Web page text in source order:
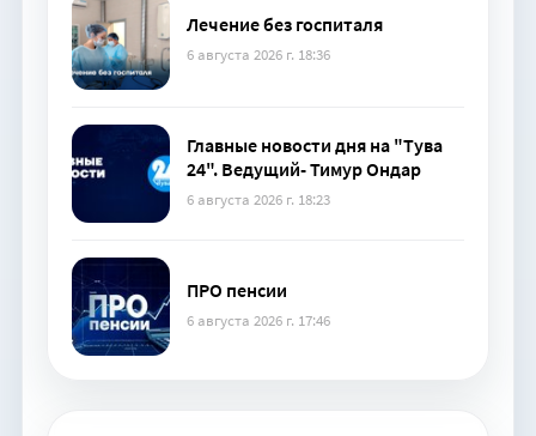
Лечение без госпиталя
6 августа 2026 г. 18:36
Главные новости дня на "Тува
24". Ведущий- Тимур Ондар
6 августа 2026 г. 18:23
ПРО пенсии
6 августа 2026 г. 17:46